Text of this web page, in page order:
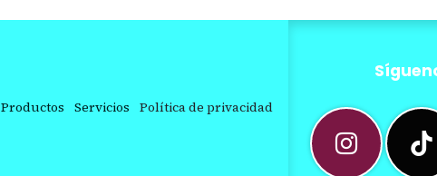
Productos Servicios Política de privacidad